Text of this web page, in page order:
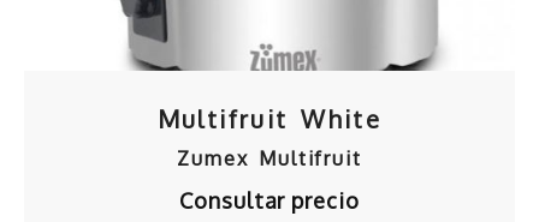
Multifruit White
Zumex Multifruit
Consultar precio